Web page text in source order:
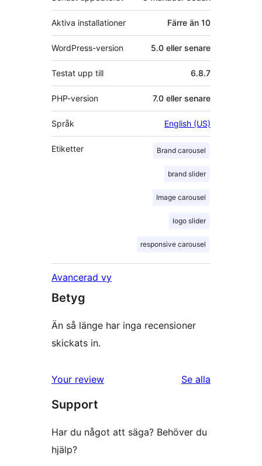
Aktiva installationer Färre än 10
WordPress-version 5.0 eller senare
Testat upp till 6.8.7
PHP-version 7.0 eller senare
Språk English (US)
Etiketter Brand carousel
brand slider
Image carousel
logo slider
responsive carousel
Avancerad vy
Betyg
Än så länge har inga recensioner
skickats in.
Your review
Se alla
Support
Har du något att säga? Behöver du
hjälp?